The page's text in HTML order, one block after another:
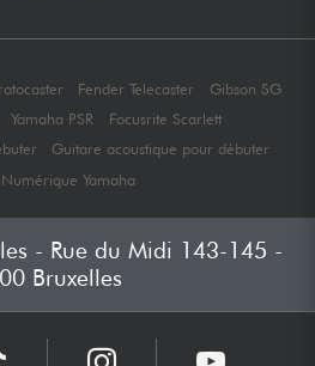
Fender Telecaster
Gibson SG
Yamaha PSR
Focusrite Scarlett
Guitare acoustique pour débuter
Yamaha
- Rue du Midi 143-145 -
Bruxelles